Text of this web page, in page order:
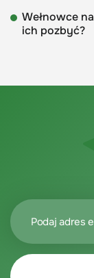
Wełnowce
ich pozbyć?